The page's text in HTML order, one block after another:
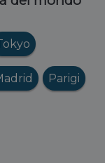
Parigi